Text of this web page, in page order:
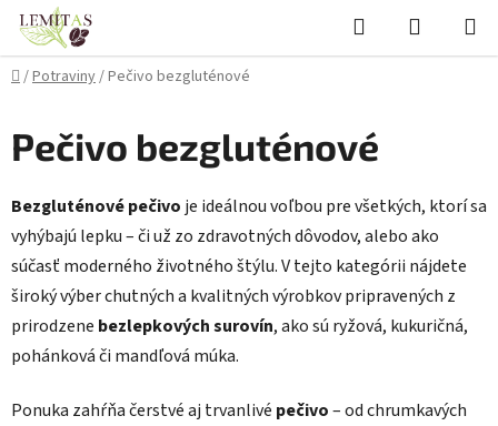
Prejsť
obsah
Hľadať
KOŠÍK
Domov
/Potraviny/Pečivo bezgluténové
Pečivo bezgluténové
Bezgluténové pečivo je ideálnou voľbou pre všetkých, ktorí sa
vyhýbajú lepku – či už zo zdravotných dôvodov, alebo ako
súčasť moderného životného štýlu. V tejto kategórii nájdete
široký výber chutných a kvalitných výrobkov pripravených z
prirodzene bezlepkovýchsurovín, ako sú ryžová, kukuričná,
pohánková či mandľová múka.
Ponuka zahŕňa čerstvé aj trvanlivé pečivo– od chrumkavých